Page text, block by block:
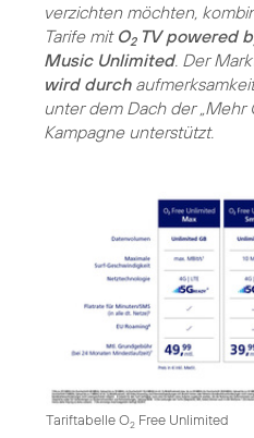
verzichten möchten,
Tarife mit O2TV powered
Music Unlimited. Der
wird durch
unter dem Dach der „Mehr
Kampagne unterstützt.
Tariftabelle O2 Free Unlimited